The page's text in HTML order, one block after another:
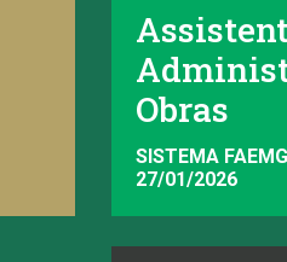
Obras
SISTEMA
INAES, FAEMG
27/01/2026